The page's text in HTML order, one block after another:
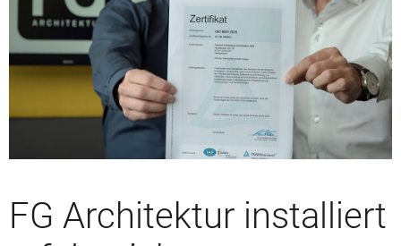
FG Architektur installiert